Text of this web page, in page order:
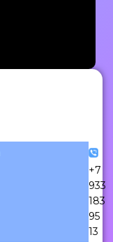
+7
933
183
95
13